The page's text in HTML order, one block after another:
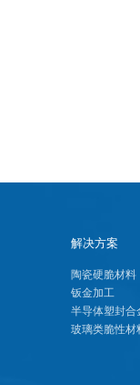
解决方案
陶瓷硬脆材料
钣金加工
半导体塑封合
玻璃类脆性材